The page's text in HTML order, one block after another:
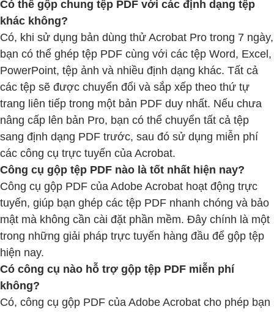
Có thể gộp chung tệp PDF với các định dạng tệp
khác không?
Có, khi sử dụng bản dùng thử Acrobat Pro trong 7 ngày,
bạn có thể ghép tệp PDF cùng với các tệp Word, Excel,
PowerPoint, tệp ảnh và nhiều định dạng khác. Tất cả
các tệp sẽ được chuyển đổi và sắp xếp theo thứ tự
trang liên tiếp trong một bản PDF duy nhất. Nếu chưa
nâng cấp lên bản Pro, bạn có thể chuyển tất cả tệp
sang định dạng PDF trước, sau đó sử dụng miễn phí
các công cụ trực tuyến của Acrobat.
Công cụ gộp tệp PDF nào là tốt nhất hiện nay?
Công cụ gộp PDF của Adobe Acrobat hoạt động trực
tuyến, giúp bạn ghép các tệp PDF nhanh chóng và bảo
mật mà không cần cài đặt phần mềm. Đây chính là một
trong những giải pháp trực tuyến hàng đầu để gộp tệp
hiện nay.
Có công cụ nào hỗ trợ gộp tệp PDF miễn phí
không?
Có, công cụ gộp PDF của Adobe Acrobat cho phép bạn